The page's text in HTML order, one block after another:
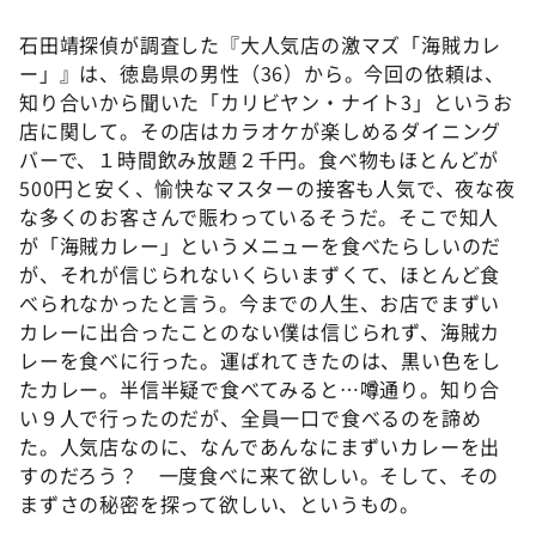
ぺこぱのまるスポ
アナ回覧板
石田靖探偵が調査した『大人気店の激マズ「海賊カレ
ー」』は、徳島県の男性（36）から。今回の依頼は、
知り合いから聞いた「カリビヤン・ナイト3」というお
店に関して。その店はカラオケが楽しめるダイニング
バーで、１時間飲み放題２千円。食べ物もほとんどが
500円と安く、愉快なマスターの接客も人気で、夜な夜
な多くのお客さんで賑わっているそうだ。そこで知人
が「海賊カレー」というメニューを食べたらしいのだ
が、それが信じられないくらいまずくて、ほとんど食
べられなかったと言う。今までの人生、お店でまずい
カレーに出合ったことのない僕は信じられず、海賊カ
レーを食べに行った。運ばれてきたのは、黒い色をし
たカレー。半信半疑で食べてみると…噂通り。知り合
い９人で行ったのだが、全員一口で食べるのを諦め
た。人気店なのに、なんであんなにまずいカレーを出
すのだろう？ 一度食べに来て欲しい。そして、その
まずさの秘密を探って欲しい、というもの。